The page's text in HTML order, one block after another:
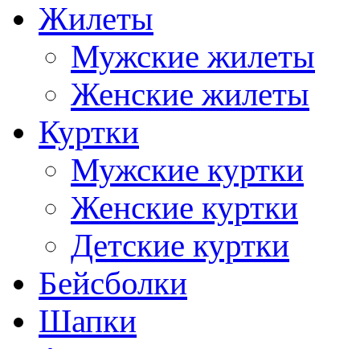
Жилеты
Мужские жилеты
Женские жилеты
Куртки
Мужские куртки
Женские куртки
Детские куртки
Бейсболки
Шапки